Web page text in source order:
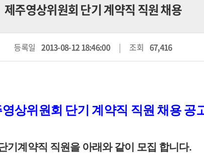
제주영상위원회 단기 계약직 직원 채용
등록일 2013-08-12 18:46:00 조회 67,416
상위원회 단기 계약직 직원 채용 공
기계약직 직원을 아래와 같이 모집 합니다.